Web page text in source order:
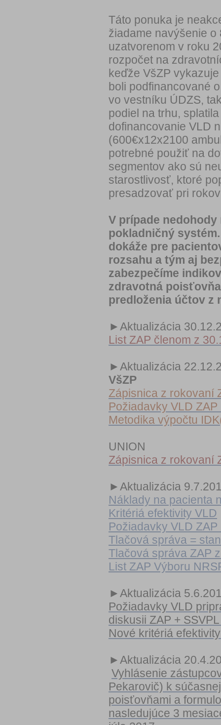
Táto ponuka je
žiadame navýšenie
uzatvorenom v roku
rozpočet na
keďže VšZP
boli podfinancované
vo vestníku ÚDZS,
podiel na trhu,
dofinancovanie VLD
(600€x12x2100
potrebné použiť na
segmentov ako sú
starostlivosť, ktoré
presadzovať pri
V prípade
pokladničný
dokáže pre
rozsahu a tým aj
zabezpečíme
zdravotná
predloženia účtov z
►Aktualizácia
List ZAP členom z
►Aktualizácia
VšZP
Zápisnica z rokovaní
Požiadavky VLD
Metodika výpočtu
UNION
Zápisnica z rokovaní
►Aktualizácia
Náklady na pacienta
Kritériá efektivity VLD
Požiadavky VLD
Tlačová správa =
Tlačová správa ZAP
List ZAP Výboru
►Aktualizácia
Požiadavky VLD
diskusii ZAP +
Nové kritériá
►Aktualizácia
Vyhlásenie
Pekarovič) k
poisťovňami a
nasledujúce 3